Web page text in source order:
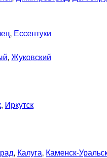
, Ессентуки
, Жуковский
, Иркутск
, Калуга, Каменск-